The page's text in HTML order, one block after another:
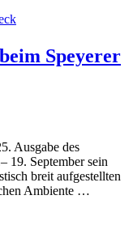
Speyerer
Ausgabe des
19. September sein
breit aufgestellten
Ambiente …